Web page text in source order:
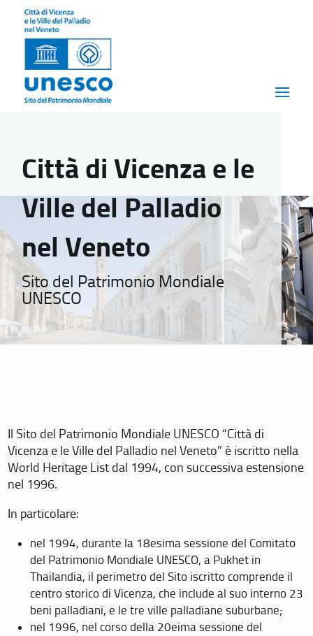
Città di Vicenza e le
Ville del Palladio
nel Veneto
Sito del Patrimonio Mondiale
UNESCO
Il Sito del Patrimonio Mondiale UNESCO “Città di
Vicenza e le Ville del Palladio nel Veneto” è iscritto nella
World Heritage List dal 1994, con successiva estensione
nel 1996.
In particolare:
nel 1994, durante la 18esima sessione del Comitato
del Patrimonio Mondiale UNESCO, a Pukhet in
Thailandia, il perimetro del Sito iscritto comprende il
centro storico di Vicenza, che include al suo interno 23
beni palladiani, e le tre ville palladiane suburbane;
nel 1996, nel corso della 20eima sessione del